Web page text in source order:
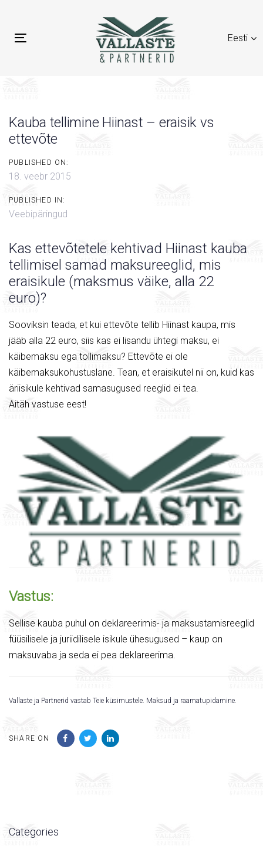
primary
Eesti
Toggle
Kauba tellimine Hiinast – eraisik vs
ettevõte
PUBLISHED ON:
18. veebr 2015
PUBLISHED IN:
Veebipäringud
Kas ettevõtetele kehtivad Hiinast kauba
tellimisel samad maksureeglid, mis
eraisikule (maksmus väike, alla 22
euro)?
Sooviksin teada, et kui ettevõte tellib Hiinast kaupa, mis
jääb alla 22 euro, siis kas ei lisandu ühtegi maksu, ei
käibemaksu ega tollimaksu? Ettevõte ei ole
käibemaksukohustuslane. Tean, et eraisikutel nii on, kuid kas
äriisikule kehtivad samasugused reeglid ei tea.
Aitäh vastuse eest!
Vastus:
Sellise kauba puhul on deklareerimis- ja maksustamisreeglid
füüsilisele ja juriidilisele isikule ühesugused – kaup on
maksuvaba ja seda ei pea deklareerima.
Vallaste ja Partnerid vastab Teie küsimustele. Maksud ja raamatupidamine.
SHARE ON
Categories